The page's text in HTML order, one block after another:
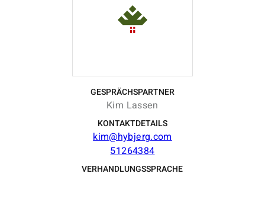
GESPRÄCHSPARTNER
Kim Lassen
KONTAKTDETAILS
kim@hybjerg.com
51264384
VERHANDLUNGSSPRACHE